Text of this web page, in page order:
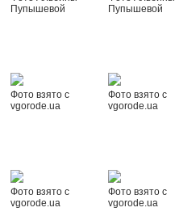
Пупышевой
Пупышевой
Фото взято с
vgorode.ua
Фото взято с
vgorode.ua
Фото взято с
vgorode.ua
Фото взято с
vgorode.ua